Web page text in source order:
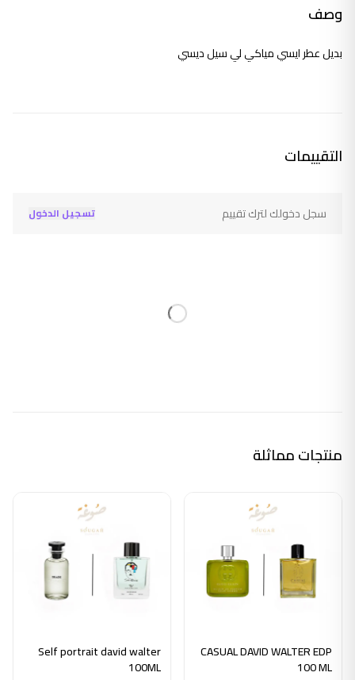
وصف
بديل عطر ايسي مياكي لي سيل ديسي
التقييمات
سجل دخولك لترك تقييم تسجيل الدخول
منتجات مماثلة
CASUAL DAVID WALTER EDP
100 ML
Self portrait david walter
100ML